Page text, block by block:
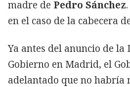
madre de Pedro Sánchez
en el caso de la cabecera
Ya antes del anuncio de la
Gobierno en Madrid, el
adelantado que no